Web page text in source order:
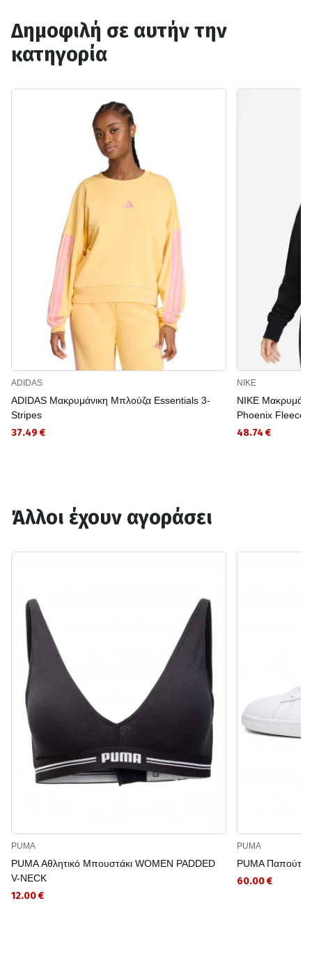
Δημοφιλή σε αυτήν την
κατηγορία
ADIDAS
ADIDAS Μακρυμάνικη Μπλούζα Essentials 3-
Stripes
37.49 €
NIKE
NIKE
Phoenix Fleece
48.74 €
Άλλοι έχουν αγοράσει
PUMA
PUMA Αθλητικό Μπουστάκι WOMEN PADDED
V-NECK
12.00 €
PUMA
PUMA
60.00 €